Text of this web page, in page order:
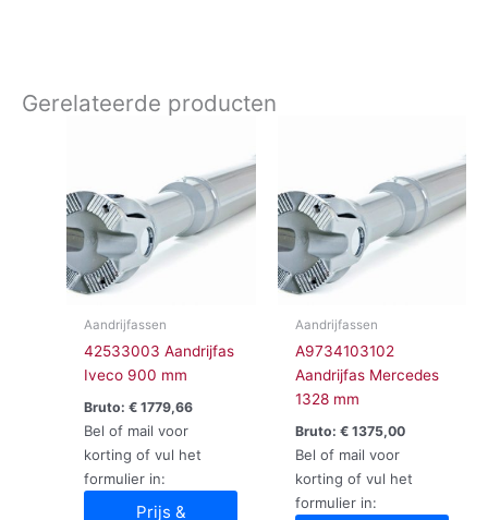
Gerelateerde producten
Aandrijfassen
42533003 Aandrijfas
Iveco 900 mm
Bruto:€ 1779,66
Bel of mail voor
korting of vul het
formulier in:
Prijs &
Aandrijfassen
A9734103102
Aandrijfas Mercedes
1328 mm
Bruto: €1375,00
Bel of mail voor
korting of vul het
formulier in: